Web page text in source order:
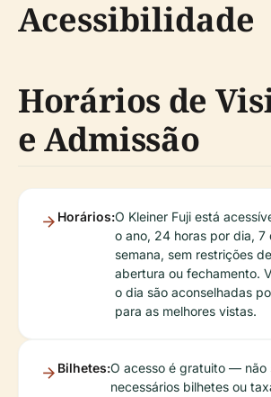
Acessibilidade
Horários de
e Admissão
Horários:O Kleiner Fuji está
o ano, 24 horas por dia, 7
semana, sem restrições
abertura ou fechamento.
o dia são aconselhadas
para as melhores vistas.
Bilhetes:O acesso é gratuito — não
necessários bilhetes ou